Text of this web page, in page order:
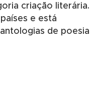
criação literária.
e está
de poesia